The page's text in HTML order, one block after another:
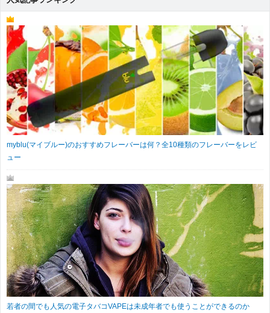
myblu(マイブルー)のおすすめフレーバーは何？全10種類のフレーバーをレビ
ュー
若者の間でも人気の電子タバコVAPEは未成年者でも使うことができるのか